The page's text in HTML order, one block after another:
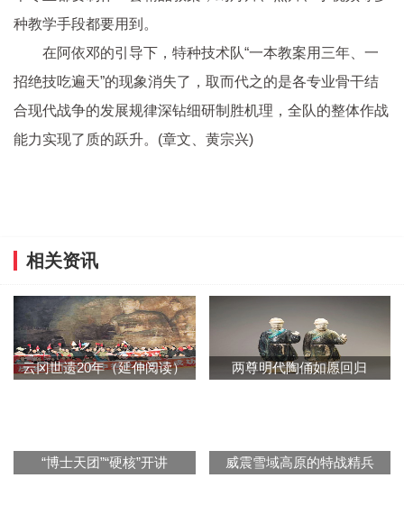
种教学手段都要用到。
在阿依邓的引导下，特种技术队“一本教案用三年、一
招绝技吃遍天”的现象消失了，取而代之的是各专业骨干结
合现代战争的发展规律深钻细研制胜机理，全队的整体作战
能力实现了质的跃升。(章文、黄宗兴)
相关资讯
云冈世遗20年（延伸阅读） 两尊明代陶俑如愿回归
“博士天团”“硬核”开讲 威震雪域高原的特战精兵